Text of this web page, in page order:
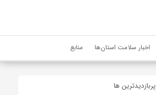
اخبار سلامت استان‌ها منابع
پربازدیدترین ها